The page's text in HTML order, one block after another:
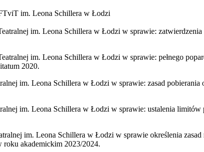
im. Leona Schillera w Łodzi
im. Leona Schillera w Łodzi w sprawie:
im. Leona Schillera w Łodzi w sprawie: pełnego
2020.
im. Leona Schillera w Łodzi w sprawie: zasad pobierania
im. Leona Schillera w Łodzi w sprawie: ustalenia
im. Leona Schillera w Łodzi w sprawie określenia
akademickim 2023/2024.